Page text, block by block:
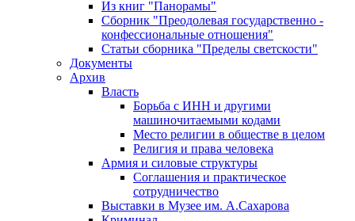
Из книг "Панорамы"
Сборник "Преодолевая государственно -
конфессиональные отношения"
Статьи сборника "Пределы светскости"
Документы
Архив
Власть
Борьба с ИНН и другими
машиночитаемыми кодами
Место религии в обществе в целом
Религия и права человека
Армия и силовые структуры
Соглашения и практическое
сотрудничество
Выставки в Музее им. А.Сахарова